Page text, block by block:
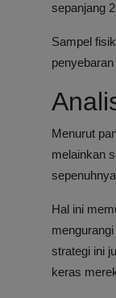
sepanjang
Sampel
Menurut
melainkan
Hal ini
strategi ini
keras